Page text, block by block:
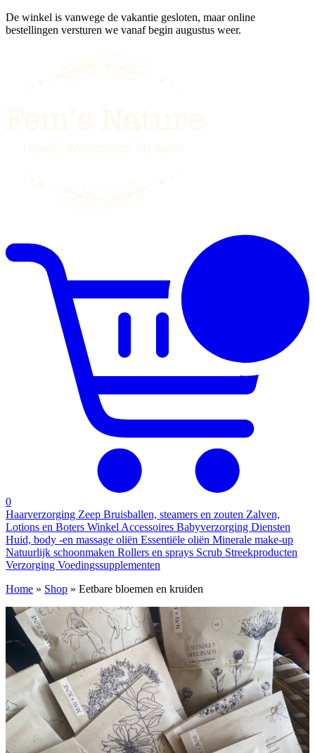
De winkel is vanwege de vakantie gesloten, maar online
bestellingen versturen we vanaf begin augustus weer.
0
Haarverzorging Zeep Bruisballen, steamers en zouten Zalven,
Lotions en Boters Winkel Accessoires Babyverzorging Diensten
Huid, body -en massage oliën Essentiële oliën Minerale make-up
Natuurlijk schoonmaken Rollers en sprays Scrub Streekproducten
Verzorging Voedingssupplementen
Home » Shop » Eetbare bloemen en kruiden